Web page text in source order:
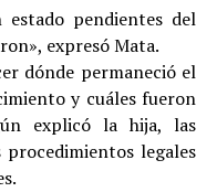
pendientes del
expresó Mata.
dónde permaneció el
y cuáles fueron
explicó la hija, las
legales